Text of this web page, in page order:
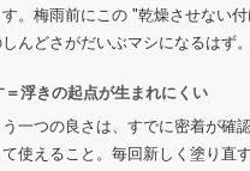
。梅雨前にこの "乾燥させない
んどさがだいぶマシになるはず。
浮きの起点が生まれにくい
一つの良さは、すでに密着が確
使えること。毎回新しく塗り直